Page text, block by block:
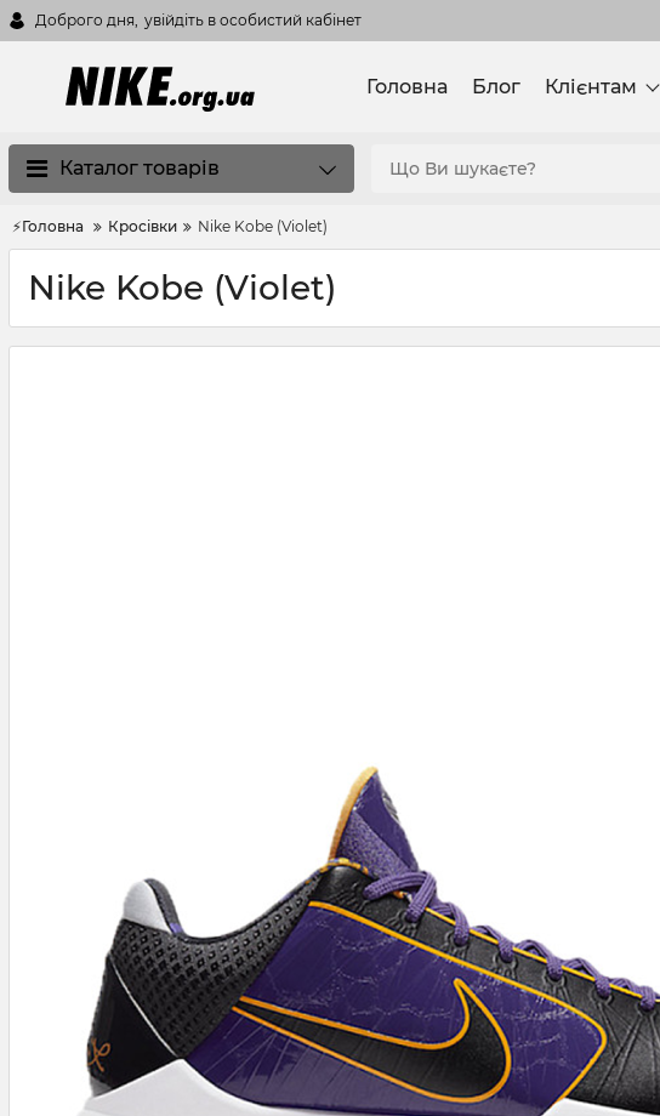
Доброго дня, увійдіть в особистий кабінет
Головна Блог Клієнтам
Каталог товарів
⚡Головна Кросівки Nike Kobe (Violet)
Nike Kobe (Violet)